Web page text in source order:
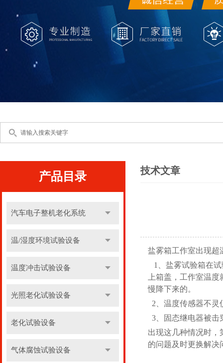
产品目录
汽车电子整机老化系统
温/湿度环境试验设备
温度冲击试验设备
光照老化试验设备
老化试验设备
气体腐蚀试验设备
技术文章
盐雾箱工作室出现超
1、盐雾试验箱在
上箱盖，工作室温
慢降下来的。
2、温度传感器不灵
3、固态继电器被击
出现这几种情况时，
的问题及时更换解决